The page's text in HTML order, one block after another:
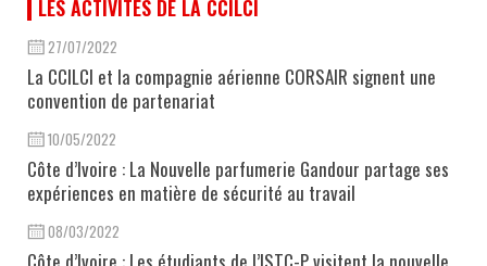
LES ACTIVITÉS DE LA CCILCI
27/07/2022
La CCILCI et la compagnie aérienne CORSAIR signent une
convention de partenariat
10/05/2022
Côte d’Ivoire : La Nouvelle parfumerie Gandour partage ses
expériences en matière de sécurité au travail
08/03/2022